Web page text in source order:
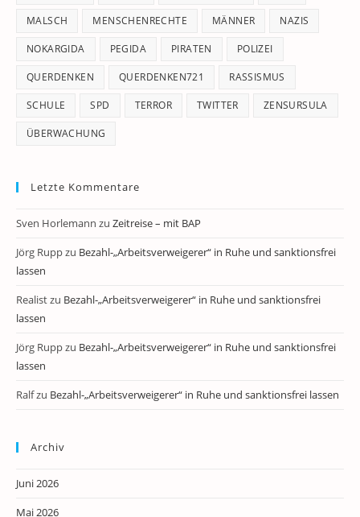
MALSCH MENSCHENRECHTE MÄNNER NAZIS
NOKARGIDA PEGIDA PIRATEN POLIZEI
QUERDENKEN QUERDENKEN721 RASSISMUS
SCHULE SPD TERROR TWITTER ZENSURSULA
ÜBERWACHUNG
Letzte Kommentare
Sven Horlemann zu Zeitreise – mit BAP
Jörg Ruppzu Bezahl-„Arbeitsverweigerer“ in Ruhe und sanktionsfrei
lassen
Realistzu Bezahl-„Arbeitsverweigerer“ in Ruhe und sanktionsfrei
lassen
Jörg Ruppzu Bezahl-„Arbeitsverweigerer“ in Ruhe und sanktionsfrei
lassen
Ralfzu Bezahl-„Arbeitsverweigerer“ in Ruhe und sanktionsfrei lassen
Archiv
Juni 2026
Mai 2026